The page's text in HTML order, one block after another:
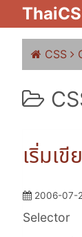
CSS
เริ่มเ
2006-07-
Selector